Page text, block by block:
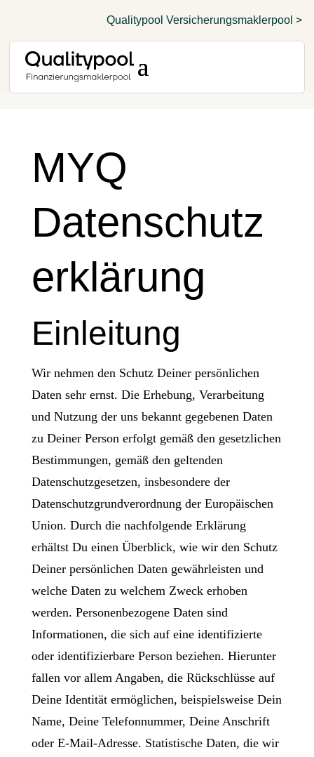
Qualitypool Versicherungsmaklerpool >
MYQ
Datenschutz
erklärung
Einleitung
Wir nehmen den Schutz Deiner persönlichen
Daten sehr ernst. Die Erhebung, Verarbeitung
und Nutzung der uns bekannt gegebenen Daten
zu Deiner Person erfolgt gemäß den gesetzlichen
Bestimmungen, gemäß den geltenden
Datenschutzgesetzen, insbesondere der
Datenschutzgrundverordnung der Europäischen
Union. Durch die nachfolgende Erklärung
erhältst Du einen Überblick, wie wir den Schutz
Deiner persönlichen Daten gewährleisten und
welche Daten zu welchem Zweck erhoben
werden. Personenbezogene Daten sind
Informationen, die sich auf eine identifizierte
oder identifizierbare Person beziehen. Hierunter
fallen vor allem Angaben, die Rückschlüsse auf
Deine Identität ermöglichen, beispielsweise Dein
Name, Deine Telefonnummer, Deine Anschrift
oder E-Mail-Adresse. Statistische Daten, die wir